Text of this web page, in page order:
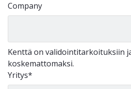
Company
Kenttä on validointitarkoituksiin
koskemattomaksi.
Yritys*